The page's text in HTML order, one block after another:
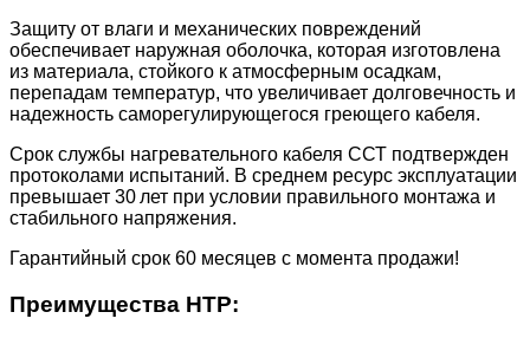
Защиту от влаги и механических повреждений
обеспечивает наружная оболочка, которая изготовлена
из материала, стойкого к атмосферным осадкам,
перепадам температур, что увеличивает долговечность и
надежность саморегулирующегося греющего кабеля.
Срок службы нагревательного кабеля ССТ подтвержден
протоколами испытаний. В среднем ресурс эксплуатации
превышает 30 лет при условии правильного монтажа и
стабильного напряжения.
Гарантийный срок 60 месяцев с момента продажи!
Преимущества НТР: